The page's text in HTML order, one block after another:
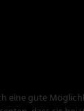
eine gute